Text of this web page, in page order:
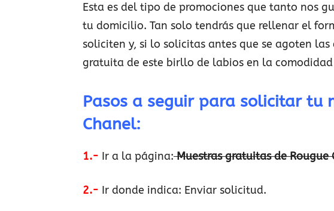
Esta es del tipo de promociones que tanto nos
tu domicilio. Tan solo tendrás que rellenar el
soliciten y, si lo solicitas antes que se agoten
gratuita de este birllo de labios en la
Pasos a seguir para solicitar tu
Chanel:
1.- Ir a la página: Muestras gratuitas de Rougue
2.- Ir donde indica: Enviar solicitud.